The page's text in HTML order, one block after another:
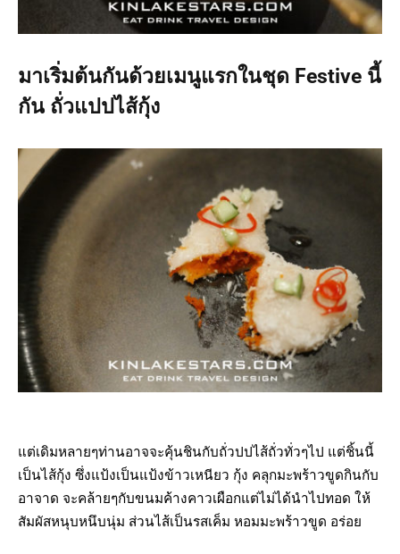
มาเริ่มต้นกันด้วยเมนูแรกในชุด Festive นี้
กัน ถั่วแปปไส้กุ้ง
แต่เดิมหลายๆท่านอาจจะคุ้นชินกับถั่วปปไส้ถั่วทั่วๆไป แต่ชิ้นนี้
เป็นไส้กุ้ง ซึ่งแป้งเป็นแป้งข้าวเหนียว กุ้ง คลุกมะพร้าวขูดกินกับ
อาจาด จะคล้ายๆกับขนมค้างคาวเผือกแต่ไม่ได้นำไปทอด ให้
สัมผัสหนุบหนึบนุ่ม ส่วนไส้เป็นรสเค็ม หอมมะพร้าวขูด อร่อย